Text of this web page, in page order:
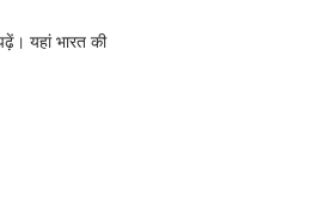
यहां भारत की